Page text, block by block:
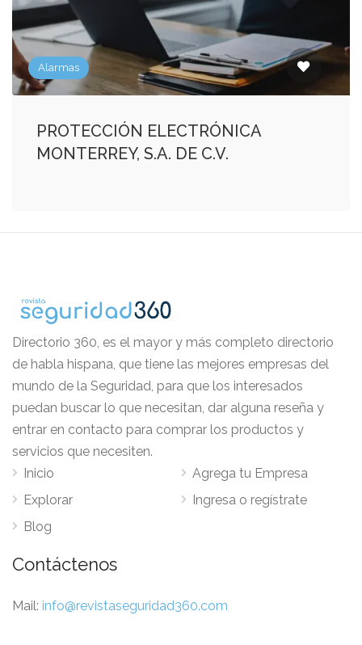
Alarmas
PROTECCIÓN ELECTRÓNICA
MONTERREY, S.A. DE C.V.
Directorio 360, es el mayor y más completo directorio
de habla hispana, que tiene las mejores empresas del
mundo de la Seguridad, para que los interesados
puedan buscar lo que necesitan, dar alguna reseña y
entrar en contacto para comprar los productos y
servicios que necesiten.
Inicio
Explorar
Blog
Agrega tu Empresa
Ingresa o regístrate
Contáctenos
Mail: info@revistaseguridad360.com